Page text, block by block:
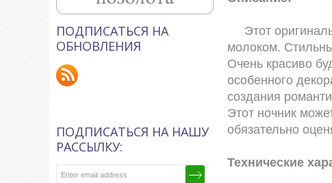
Этот
молоком.
Очень красиво
особенного
создания
Этот ночник
обязательно
Технические
ПОДПИСАТЬСЯ НА
ОБНОВЛЕНИЯ
ПОДПИСАТЬСЯ НА НАШУ
РАССЫЛКУ: